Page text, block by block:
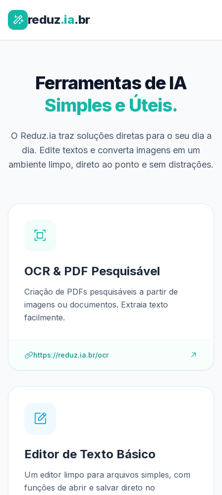
reduz.ia.br
Ferramentas de IA
Simples e Úteis.
O Reduz.ia traz soluções diretas para o seu dia a
dia. Edite textos e converta imagens em um
ambiente limpo, direto ao ponto e sem distrações.
OCR & PDF Pesquisável
Criação de PDFs pesquisáveis a partir de
imagens ou documentos. Extraia texto
facilmente.
https://reduz.ia.br/ocr
Editor de Texto Básico
Um editor limpo para arquivos simples, com
funções de abrir e salvar direto no